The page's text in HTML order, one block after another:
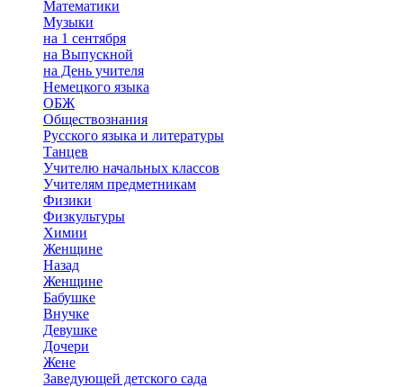
Математики
Музыки
на 1 сентября
на Выпускной
на День учителя
Немецкого языка
ОБЖ
Обществознания
Русского языка и литературы
Танцев
Учителю начальных классов
Учителям предметникам
Физики
Физкультуры
Химии
Женщине
Назад
Женщине
Бабушке
Внучке
Девушке
Дочери
Жене
Заведующей детского сада